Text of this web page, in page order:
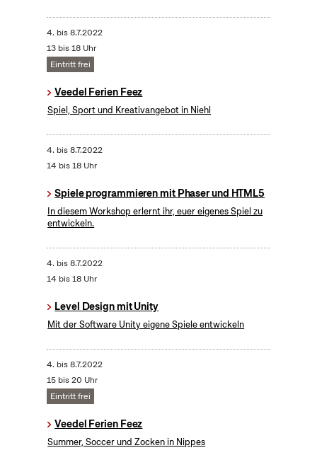
4. bis8.7.2022
13 bis 18 Uhr
Eintritt frei
Veedel Ferien Feez
Spiel, Sport und Kreativangebot in Niehl
4. bis8.7.2022
14 bis 18 Uhr
Spiele programmieren mit Phaser und HTML5
In diesem Workshop erlernt ihr, euer eigenes Spiel zu
entwickeln.
4. bis8.7.2022
14 bis 18 Uhr
Level Design mit Unity
Mit der Software Unity eigene Spiele entwickeln
4. bis8.7.2022
15 bis 20 Uhr
Eintritt frei
Veedel Ferien Feez
Summer, Soccer und Zocken in Nippes